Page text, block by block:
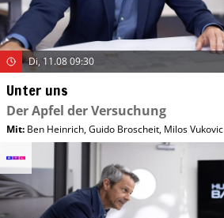
Di, 11.08 09:30
Unter uns
Der Apfel der Versuchung
Mit: Ben Heinrich,Guido Broscheit, Milos Vukovic